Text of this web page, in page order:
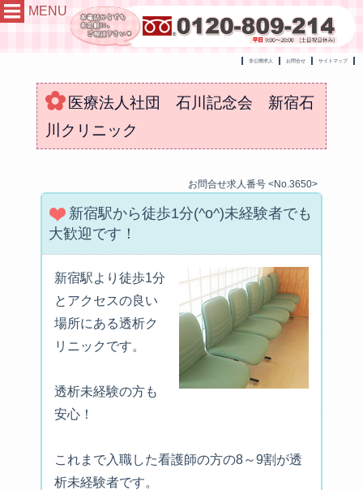
MENU
非公開求人 お問合せ サイトマップ
医療法人社団 石川記念会 新宿石
川クリニック
お問合せ求人番号 <No.3650>
新宿駅から徒歩1分(^o^)未経験者でも
大歓迎です！
新宿駅より徒歩1分
とアクセスの良い
場所にある透析ク
リニックです。
透析未経験の方も
安心！
これまで入職した看護師の方の8～9割が透
析未経験者です。